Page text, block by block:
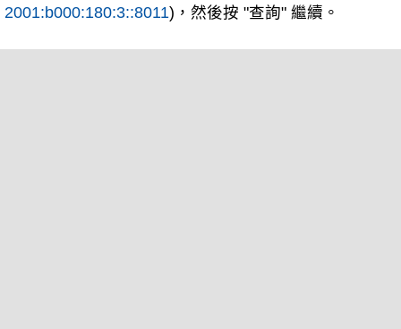
2001:b000:180:3::8011)，然後按 "查詢" 繼續。